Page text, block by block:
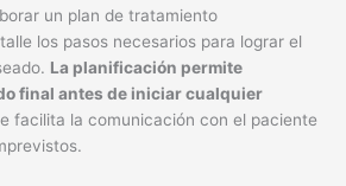
un plan de tratamiento
los pasos necesarios para lograr el
La planificación permite
final antes de iniciar cualquier
facilita la comunicación con el paciente